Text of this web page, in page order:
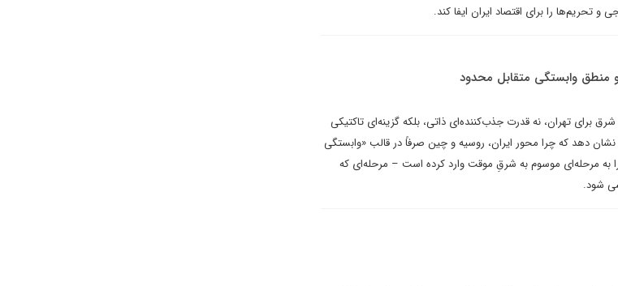
تحریم‌ها را برای اقتصاد ایران ایفا کند.
منطق وابستگی متقابل محدود
برای تهران، نه قدرت جذب‌کننده‌ای ذاتی، بلکه گزینه‌ای تاکتیکی
دهد که چرا محور ایران، روسیه و چین صرفاً در قالب «وابستگی
به مرحله‌ای موسوم به شرقِ موقت وارد کرده است – مرحله‌ای که
شود.